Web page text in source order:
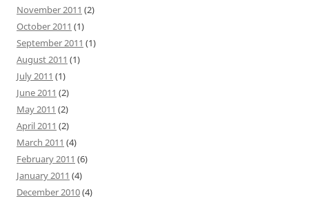
November 2011 (2)
October 2011 (1)
September 2011 (1)
August 2011 (1)
July 2011 (1)
June 2011 (2)
May 2011 (2)
April 2011 (2)
March 2011 (4)
February 2011 (6)
January 2011 (4)
December 2010(4)